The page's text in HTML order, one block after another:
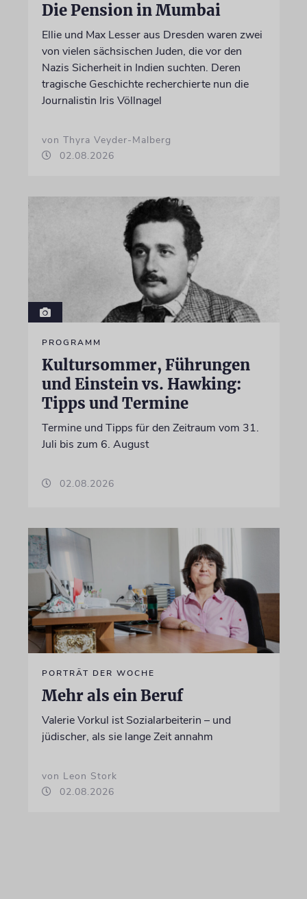
Die Pension in Mumbai
Ellie und Max Lesser aus Dresden waren zwei
von vielen sächsischen Juden, die vor den
Nazis Sicherheit in Indien suchten. Deren
tragische Geschichte recherchierte nun die
Journalistin Iris Völlnagel
von Thyra Veyder-Malberg
02.08.2026
PROGRAMM
Kultursommer, Führungen
und Einstein vs. Hawking:
Tipps und Termine
Termine und Tipps für den Zeitraum vom 31.
Juli bis zum 6. August
02.08.2026
PORTRÄT DER WOCHE
Mehr als ein Beruf
Valerie Vorkul ist Sozialarbeiterin – und
jüdischer, als sie lange Zeit annahm
von Leon Stork
02.08.2026